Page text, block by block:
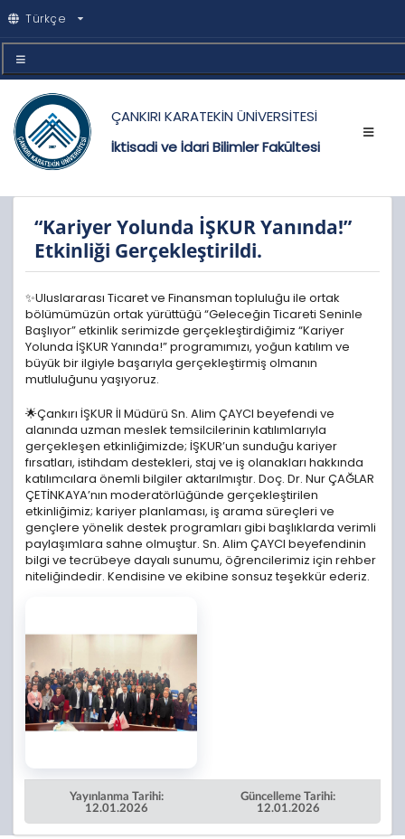
Türkçe
ÇANKIRI KARATEKİN ÜNİVERSİTESİ
İktisadi ve İdari Bilimler Fakültesi
“Kariyer Yolunda İŞKUR Yanında!”
Etkinliği Gerçekleştirildi.
✨Uluslararası Ticaret ve Finansman topluluğu ile ortak
bölümümüzün ortak yürüttüğü “Geleceğin Ticareti Seninle
Başlıyor” etkinlik serimizde gerçekleştirdiğimiz “Kariyer
Yolunda İŞKUR Yanında!” programımızı, yoğun katılım ve
büyük bir ilgiyle başarıyla gerçekleştirmiş olmanın
mutluluğunu yaşıyoruz.
🌟Çankırı İŞKUR İl Müdürü Sn. Alim ÇAYCI beyefendi ve
alanında uzman meslek temsilcilerinin katılımlarıyla
gerçekleşen etkinliğimizde; İŞKUR’un sunduğu kariyer
fırsatları, istihdam destekleri, staj ve iş olanakları hakkında
katılımcılara önemli bilgiler aktarılmıştır. Doç. Dr. Nur ÇAĞLAR
ÇETİNKAYA’nın moderatörlüğünde gerçekleştirilen
etkinliğimiz; kariyer planlaması, iş arama süreçleri ve
gençlere yönelik destek programları gibi başlıklarda verimli
paylaşımlara sahne olmuştur. Sn. Alim ÇAYCI beyefendinin
bilgi ve tecrübeye dayalı sunumu, öğrencilerimiz için rehber
niteliğindedir. Kendisine ve ekibine sonsuz teşekkür ederiz.
Yayınlanma Tarihi:
12.01.2026
Güncelleme Tarihi:
12.01.2026